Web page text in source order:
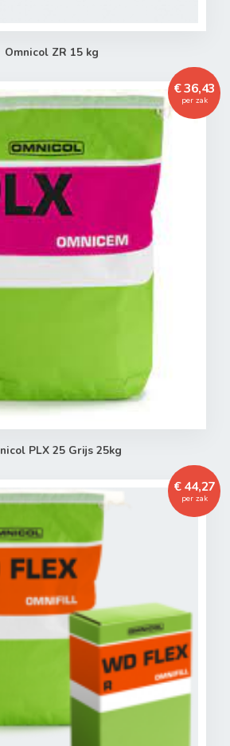
Omnicol ZR 15 kg
PLX 25 Grijs 25kg
€ 36,43
per zak
€ 44,27
per zak
aan winkelwagen
aan uw winkelwagen.
Naar winkelwagen